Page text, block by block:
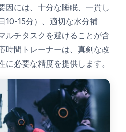
因には、十分な睡眠、一貫し
10-15分）、適切な水分補
ルチタスクを避けることが含
時間トレーナーは、真剣な改
必要な精度を提供します。